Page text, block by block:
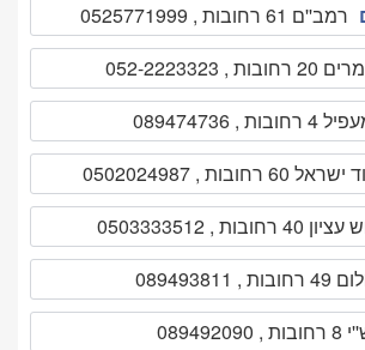
רמב''ם 61 רחובות , 0525771999
, 052-2223323
, 089474736
60 רחובות , 0502024987
40 רחובות , 0503333512
, 089493811
, 089492090